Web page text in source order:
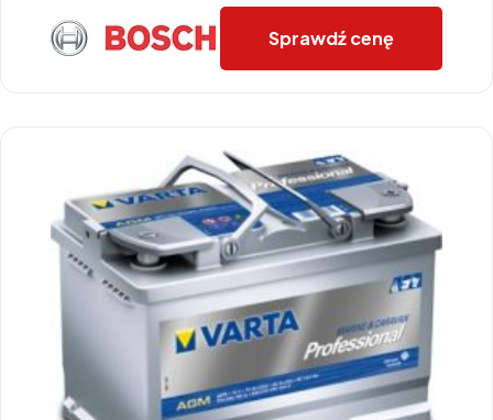
Sprawdź cenę